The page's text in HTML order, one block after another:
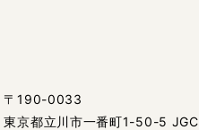
〒190-0033
東京都立川市一番町1-50-5